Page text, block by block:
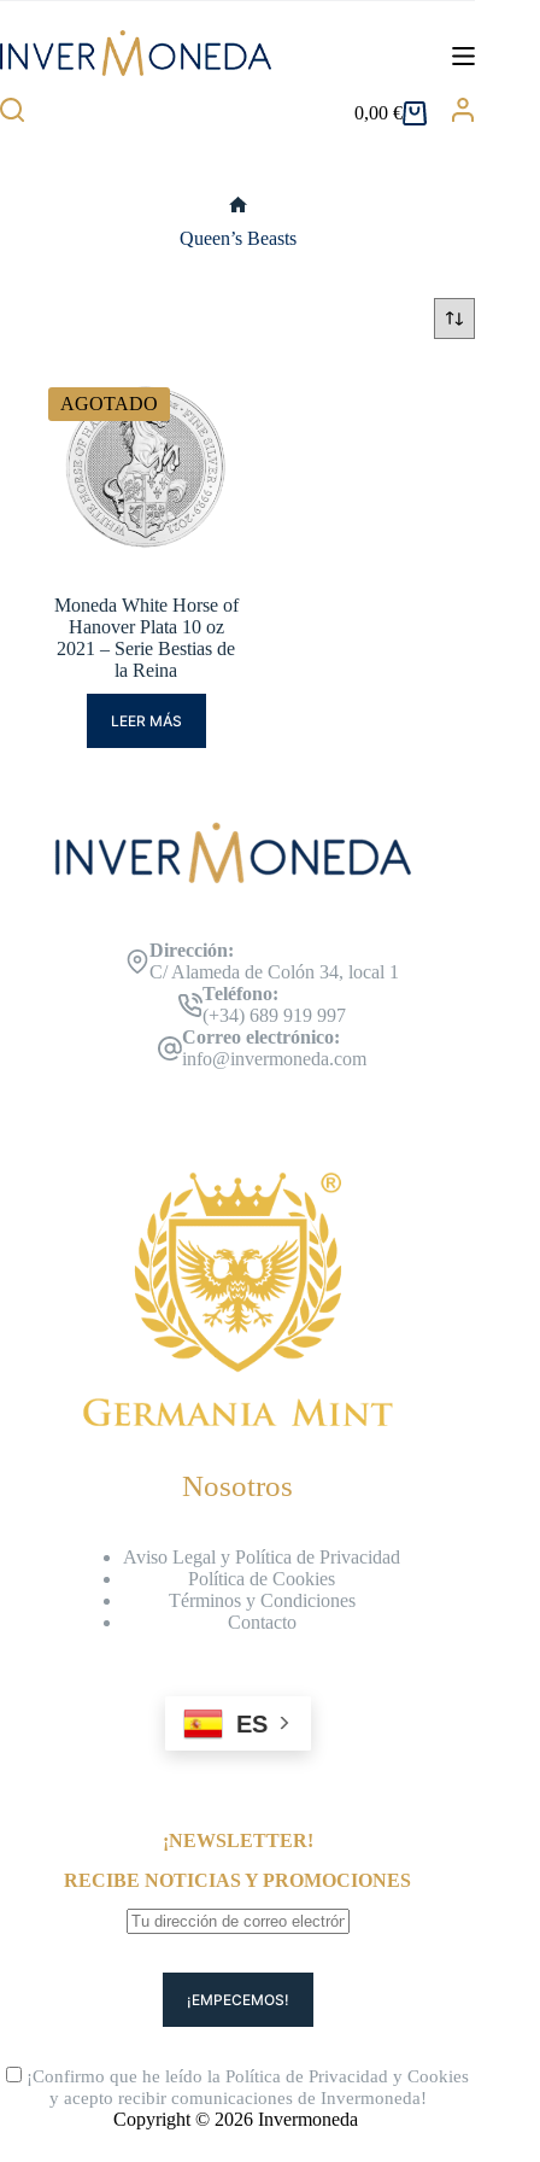
contenido
Carro
0,00€
Queen’s Beasts
AGOTADO
Moneda White Horse of
Hanover Plata 10 oz
2021 – Serie Bestias de
la Reina
LEER MÁS
Dirección:
C/ Alameda de Colón 34, local 1
Teléfono:
(+34) 689 919 997
Correo electrónico:
info@invermoneda.com
Nosotros
Aviso Legal y Política de Privacidad
Política de Cookies
Términos y Condiciones
Contacto
ES
¡NEWSLETTER!
RECIBE NOTICIAS Y PROMOCIONES
¡Confirmo que he leído laPolítica de Privacidad yCookies
y acepto recibir comunicaciones de Invermoneda!
Copyright © 2026 Invermoneda